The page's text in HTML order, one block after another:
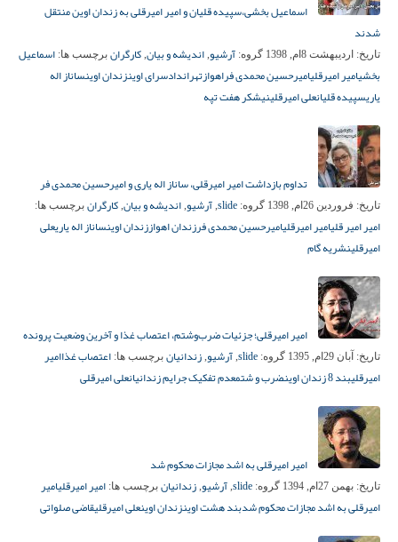
اسماعیل بخشی،سپیده قلیان و امیر امیرقلی به زندان اوین منتقل
شدند
تاریخ: اردیبهشت 8ام, 1398 گروه: آرشیو, اندیشه و بیان, کارگران برچسب ها: اسماعیل
بخشیامیر امیرقلیامیرحسین محمدی فراهوازتهراندادسرای اوینزندان اوینساناز اله
یاریسپیده قلیانعلی امیرقلینیشکر هفت تپه
تداوم بازداشت امیر امیرقلی، ساناز اله یاری و امیرحسین محمدی فر
تاریخ: فروردین 26ام, 1398 گروه: slide
, آرشیو, اندیشه و بیان, کارگران برچسب ها:
امیر امیر قلیامیر امیرقلیامیرحسین محمدی فرزندان اهواززندان اوینساناز اله یاریعلی
امیرقلینشریه گام
امیر امیرقلی؛ جزئیات ضرب‌وشتم، اعتصاب غذا و آخرین وضعیت پرونده
تاریخ: آبان 29ام, 1395 گروه: slide
, آرشیو, زندانیان برچسب ها: اعتصاب غذاامیر
امیرقلیبند 8 زندان اوین ضرب و شتمعدم تفکیک جرایم زندانیانعلی امیرقلی
امیر امیرقلی به اشد مجازات محکوم شد
تاریخ: بهمن 27ام, 1394 گروه: slide
, آرشیو, زندانیان برچسب ها: امیر امیرقلیامیر
امیرقلی به اشد مجازات محکوم شدبند هشت اوینزندان اوینعلی امیرقلیقاضی صلواتی